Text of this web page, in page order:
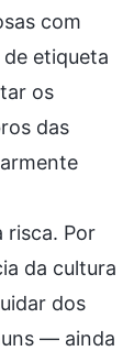
com
etiqueta
os
das
risca. Por
da cultura
dos
— ainda